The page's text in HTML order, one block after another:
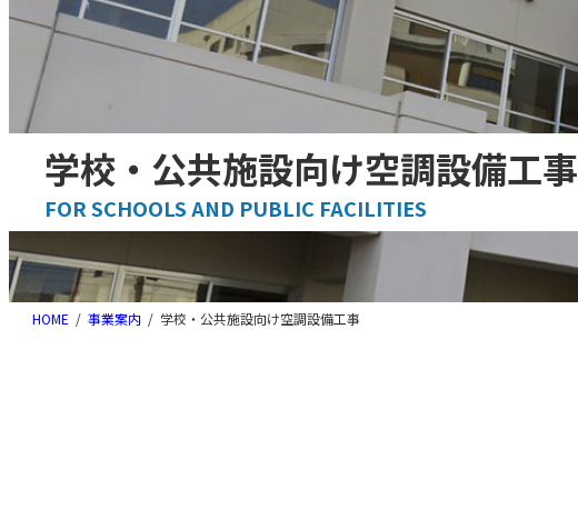
学校・公共施設向け空調設備⼯事
FOR SCHOOLS AND PUBLIC FACILITIES
HOME 事業案内 学校・公共施設向け空調設備⼯事